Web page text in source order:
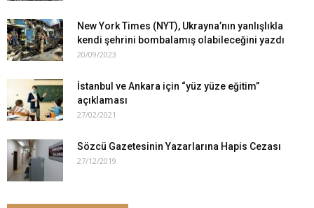
New York Times (NYT), Ukrayna’nın yanlışlıkla
kendi şehrini bombalamış olabileceğini yazdı
20/09/2023
İstanbul ve Ankara için “yüz yüze eğitim”
açıklaması
27/02/2021
Sözcü Gazetesinin Yazarlarına Hapis Cezası
27/12/2019